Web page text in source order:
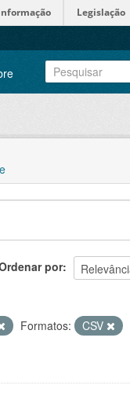
Legislação
por
Formatos: CSV